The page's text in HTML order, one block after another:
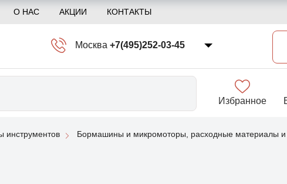
О НАС АКЦИИ КОНТАКТЫ
Москва +7(495)252-03-45
Избранное
инструментов
Бормашины и микромоторы, расходные материалы